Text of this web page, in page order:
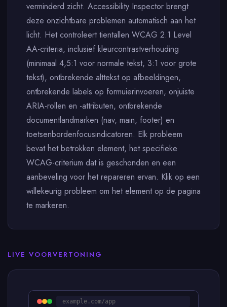
verminderd zicht. Accessibility Inspector brengt
deze onzichtbare problemen automatisch aan het
licht. Het controleert tientallen WCAG 2.1 Level
AA-criteria, inclusief kleurcontrastverhouding
(minimaal 4,5:1 voor normale tekst, 3:1 voor grote
tekst), ontbrekende alttekst op afbeeldingen,
ontbrekende labels op formuierinvoeren, onjuiste
ARIA-rollen en -attributen, ontbrekende
documentlandmarken (nav, main, footer) en
toetsenbordenfocusindicatoren. Elk probleem
bevat het betrokken element, het specifieke
WCAG-criterium dat is geschonden en een
aanbeveling voor het repareren ervan. Klik op een
willekeurig probleem om het element op de pagina
te markeren.
LIVE VOORVERTONING
example.com/app